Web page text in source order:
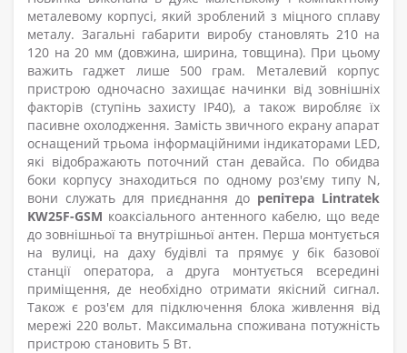
металевому корпусі, який зроблений з міцного сплаву
металу. Загальні габарити виробу становлять 210 на
120 на 20 мм (довжина, ширина, товщина). При цьому
важить гаджет лише 500 грам. Металевий корпус
пристрою одночасно захищає начинки від зовнішніх
факторів (ступінь захисту IP40), а також виробляє їх
пасивне охолодження. Замість звичного екрану апарат
оснащений трьома інформаційними індикаторами LED,
які відображають поточний стан девайса. По обидва
боки корпусу знаходиться по одному роз'єму типу N,
вони служать для приєднання до репітера Lintratek
KW25F-GSM коаксіального антенного кабелю, що веде
до зовнішньої та внутрішньої антен. Перша монтується
на вулиці, на даху будівлі та прямує у бік базової
станції оператора, а друга монтується всередині
приміщення, де необхідно отримати якісний сигнал.
Також є роз'єм для підключення блока живлення від
мережі 220 вольт. Максимальна споживана потужність
пристрою становить 5 Вт.